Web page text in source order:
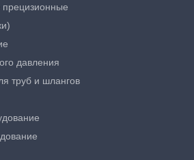
прецизионные
давления
труб и шлангов